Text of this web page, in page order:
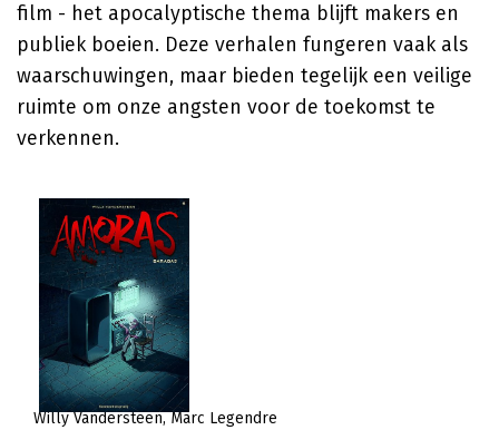
film - het apocalyptische thema blijft makers en
publiek boeien. Deze verhalen fungeren vaak als
waarschuwingen, maar bieden tegelijk een veilige
ruimte om onze angsten voor de toekomst te
verkennen.
Willy Vandersteen Marc Legendre